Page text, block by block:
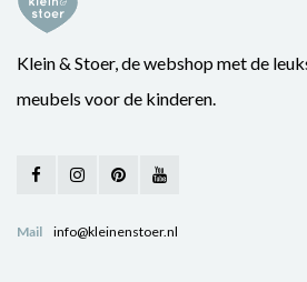
Klein & Stoer, de webshop met de
meubels voor de kinderen.
Mail info@kleinenstoer.nl